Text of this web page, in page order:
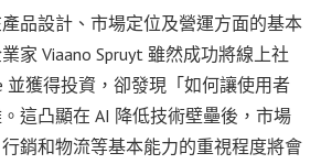
品設計、市場定位及營運方面的基本
家 Viaano Spruyt 雖然成功將線上社
並獲得投資，卻發現「如何讓使用者
這凸顯在 AI 降低技術壁壘後，市場
銷和物流等基本能力的重視程度將會